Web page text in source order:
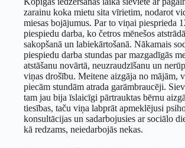
zarainu koka mietu sita vīrietim, nodarot
miesas bojājumus. Par to viņai piesprieda
piespiedu darba, ko četros mēnešos
sakopšanā un labiekārtošanā. Nākamais
piespiedu darba stundas par mazgadīgās
atstāšanu novārtā, neuzraudzīšanu un
viņas drošību. Meitene aizgāja no mājām,
piecām stundām atrada garāmbraucēji.
tam jau bija īslaicīgi pārtrauktas bērnu
tiesības, taču viņa labprāt apmeklējusi
konsultācijas un sadarbojusies ar sociālo
kā redzams, neiedarbojās nekas.